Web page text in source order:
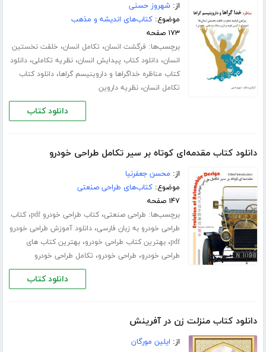
از:شهروز حسنی
موضوع:کتاب‌های اندیشه و مذهب
۱۷۳ صفحه
برچسب‌ها: فرگشت انسان، تکامل انسان، خلقت نخستین
انسان،دانلود کتاب پیدایش انسان،نظریه تکاملی،دانلود
کتاب مناظره خداگراها و داروینیسم گراها،دانلود کتاب
تکامل انسان،نظریه داروین
دانلود کتاب
دانلود کتاب مقدمه‌ای کوتاه بر سیر تکامل طراحی خودرو
از: محسن جعفرنیا
موضوع:کتاب‌های طراحی صنعتی
۱۴۷ صفحه
برچسب‌ها: طراحی صنعتی،کتاب طراحی خودرو pdf ،کتاب
طراحی خودرو به زبان فارسی،دانلود آموزش طراحی خودرو
pdf،بهترین کتاب طراحی خودرو،بهترین کتاب های
طراحی خودرو، طراحی خودرو، تکامل طراحی خودرو
دانلود کتاب
دانلود کتاب منزلت زن در آفرینش
از: ایلین مورگان